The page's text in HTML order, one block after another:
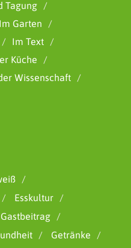
Tagung
Im Garten
Im Text
Küche
Wissenschaft
Esskultur
Gastbeitrag
Getränke